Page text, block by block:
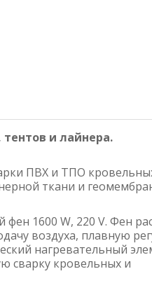
и лайнера.
ПВХ и ТПО
ткани и
1600 W, 220 V. Фен
воздуха, плавную
нагревательный
сварку кровельных и